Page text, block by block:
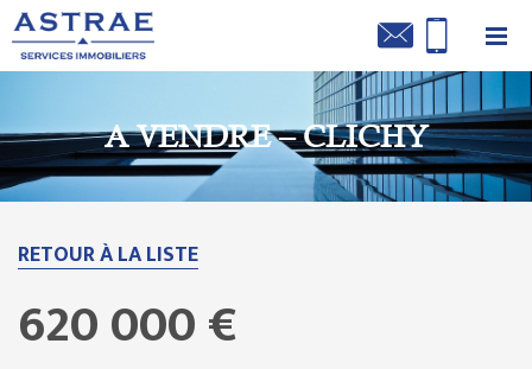
A VENDRE – CLICHY
RETOUR À LA LISTE
620 000 €